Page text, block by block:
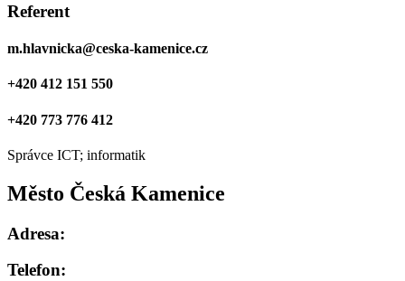
Referent
m.hlavnicka@ceska-kamenice.cz
+420 412 151 550
+420 773 776 412
Správce ICT; informatik
Město Česká Kamenice
Adresa:
Telefon: